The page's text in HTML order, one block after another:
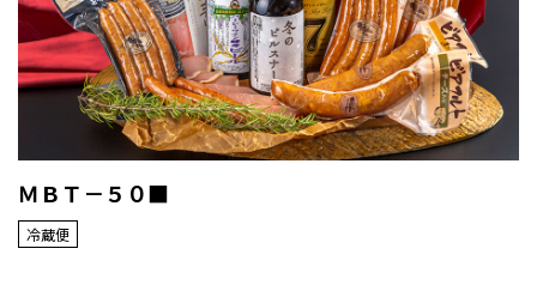
ＭＢＴ－５０■
冷蔵便